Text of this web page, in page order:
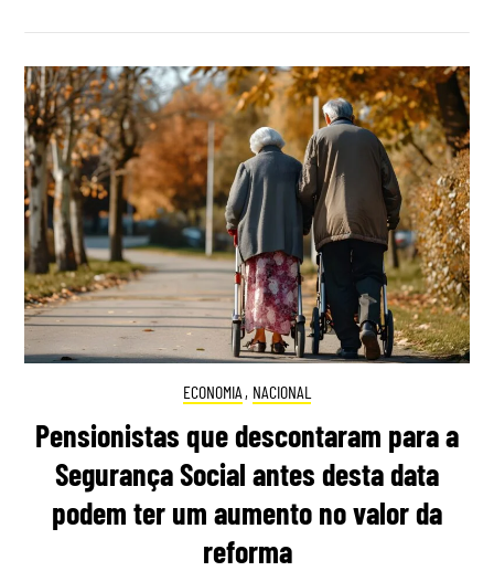
ECONOMIA , NACIONAL
Pensionistas que descontaram para a
Segurança Social antes desta data
podem ter um aumento no valor da
reforma